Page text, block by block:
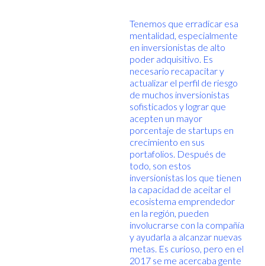
Tenemos que erradicar esa
mentalidad, especialmente
en inversionistas de alto
poder adquisitivo. Es
necesario recapacitar y
actualizar el perfil de riesgo
de muchos inversionistas
sofisticados y lograr que
acepten un mayor
porcentaje de startups en
crecimiento en sus
portafolios. Después de
todo, son estos
inversionistas los que tienen
la capacidad de aceitar el
ecosistema emprendedor
en la región, pueden
involucrarse con la compañía
y ayudarla a alcanzar nuevas
metas. Es curioso, pero en el
2017 se me acercaba gente